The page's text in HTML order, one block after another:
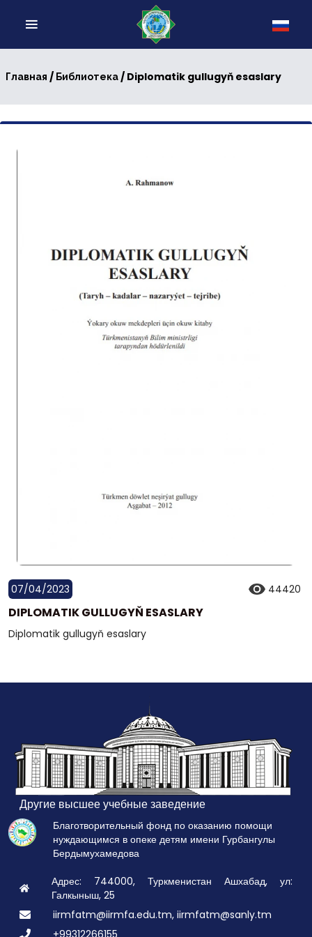
Главная / Библиотека/ Diplomatik gullugyň esaslary
07/04/2023 44420
DIPLOMATIK GULLUGYŇ ESASLARY
Diplomatik gullugyň esaslary
Другие высшее учебные заведение
Благотворительный фонд по оказанию помощи
нуждающимся в опеке детям имени Гурбангулы
Бердымухамедова
Адрес: 744000, Туркменистан Ашхабад, ул:
Галкыныш, 25
iirmfatm@iirmfa.edu.tm, iirmfatm@sanly.tm
+99312266155